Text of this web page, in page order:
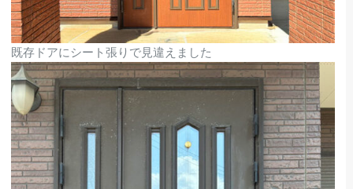
既存ドアにシート張りで見違えました